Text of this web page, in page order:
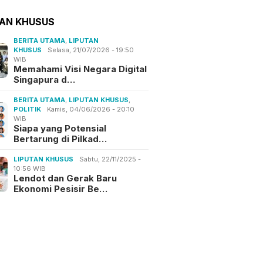
KHUSUS
BERITA UTAMA, LIPUTAN
KHUSUS
Selasa, 21/07/2026 - 19:50
WIB
Memahami Visi Negara Digital
Singapura d…
BERITA UTAMA, LIPUTAN KHUSUS,
POLITIK
Kamis, 04/06/2026 - 20:10
WIB
Siapa yang Potensial
Bertarung di Pilkad…
LIPUTAN KHUSUS
Sabtu, 22/11/2025 -
10:56 WIB
Lendot dan Gerak Baru
Ekonomi Pesisir Be…